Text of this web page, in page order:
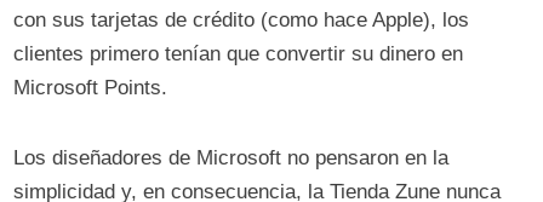
con sus tarjetas de crédito (como hace Apple), los
clientes primero tenían que convertir su dinero en
Microsoft Points.
Los diseñadores de Microsoft no pensaron en la
simplicidad y, en consecuencia, la Tienda Zune nunca